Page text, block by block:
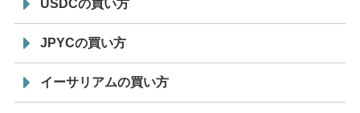
USDCの買い方
JPYCの買い方
イーサリアムの買い方